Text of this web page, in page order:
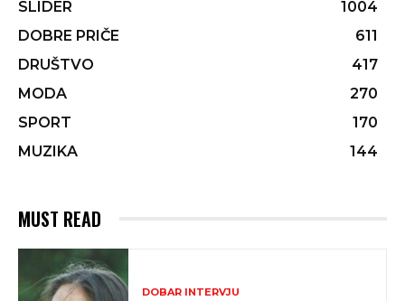
SLIDER
1004
DOBRE PRIČE
611
DRUŠTVO
417
MODA
270
SPORT
170
MUZIKA
144
MUST READ
DOBAR INTERVJU